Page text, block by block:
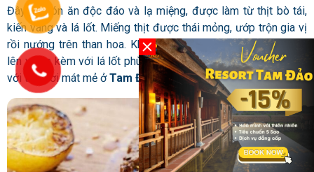
Đây là món ăn độc đáo và lạ miệng, được làm từ thịt bò tái,
kiến vàng và lá lốt. Miếng thịt được thái mỏng, ướp trộn gia vị
rồi nướng trên than hoa. Khi thịt chín, đầu bếp rắc kiến vàng
lên và ăn kèm với lá lốt phù hợp để du khách có thể dùng bữa
với tiết trời mát mẻ ởTam Đảo tháng 6.